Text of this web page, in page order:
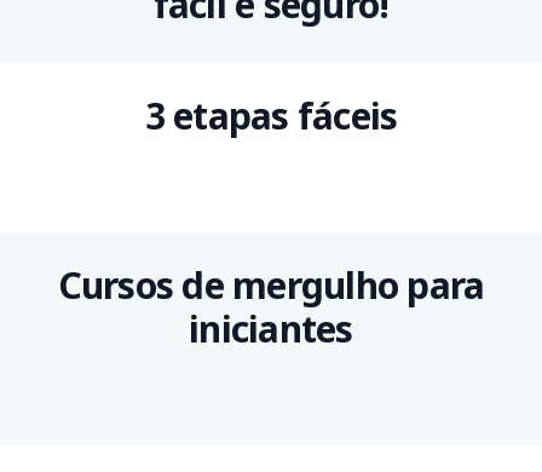
3 etapas fáceis
Cursos de mergulho para
iniciantes